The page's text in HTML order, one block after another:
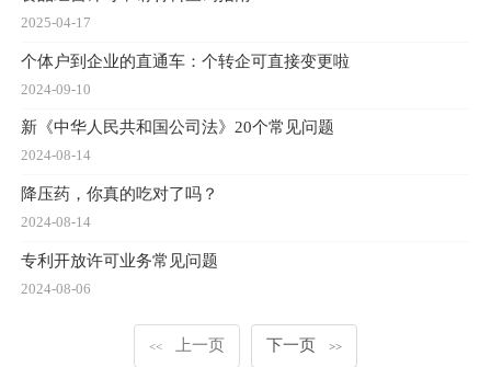
2025-04-17
个体户到企业的直通车：个转企可直接变更啦
2024-09-10
新《中华人民共和国公司法》20个常见问题
2024-08-14
降压药，你真的吃对了吗？
2024-08-14
专利开放许可业务常见问题
2024-08-06
<< 上一页 下一页 >>